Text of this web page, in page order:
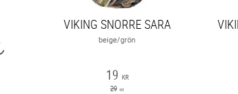
VIKING SNORRE SARA
beige/grön
19 KR
29 KR